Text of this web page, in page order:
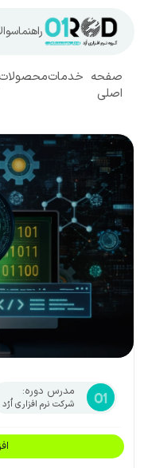
راهنما
صفحه
اصلی
خدماتمحصولات
پیش نمایش دوره
مدرس دوره:
شرکت نرم افزاری اُرُد